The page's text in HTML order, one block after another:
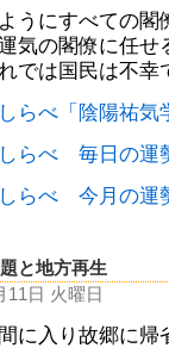
うにすべての
気の閣僚に任
では国民は不幸
らべ「陰陽祐気
らべ 毎日の運
らべ 今月の運
と地方再生
11日 火曜日
に入り故郷に